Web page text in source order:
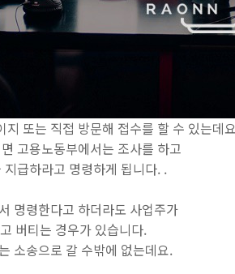
지 또는 직접 방문해 접수를 할 수 있는데
고용노동부에서는 조사를 하고
지급하라고 명령하게 됩니다. .
명령한다고 하더라도 사업주가
버티는 경우가 있습니다.
소송으로 갈 수밖에 없는데요.